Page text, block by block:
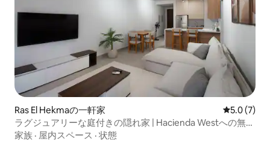
Ras El Hekmaの一軒家 レビュー7
5.0 (7)
ラグジュアリーな庭付きの隠れ家 | Hacienda Westへの無料
アクセス
家族 · 屋内スペース · 状態